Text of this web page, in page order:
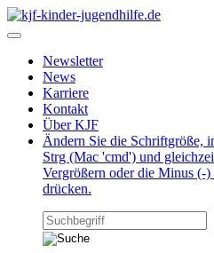
Newsletter
News
Karriere
Kontakt
Über KJF
Ändern Sie die Schriftgröße,
Strg (Mac 'cmd') und
Vergrößern oder die Minus (-)
drücken.